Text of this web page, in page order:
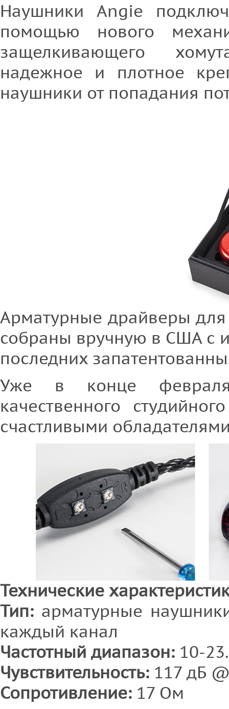
Наушники Angie
помощью нового
защелкивающего
надежное и плотное
наушники от попадания
Арматурные драйверы
собраны вручную в США с
последних
Уже в конце
качественного
счастливыми
Технические
Тип: арматурные
каждый канал
Частотный диапазон: 10-
Чувствительность: 117 дБ
Сопротивление: 17 Ом